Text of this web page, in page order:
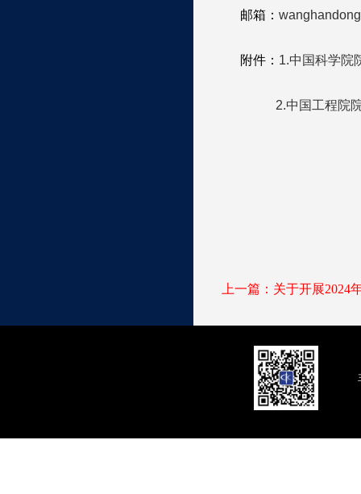
邮箱：
附件： 1.中国科学院
2.中国工程院